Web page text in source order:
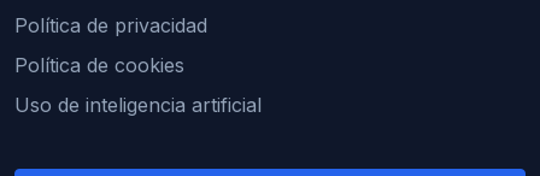
Política de privacidad
Política de cookies
Uso de inteligencia artificial